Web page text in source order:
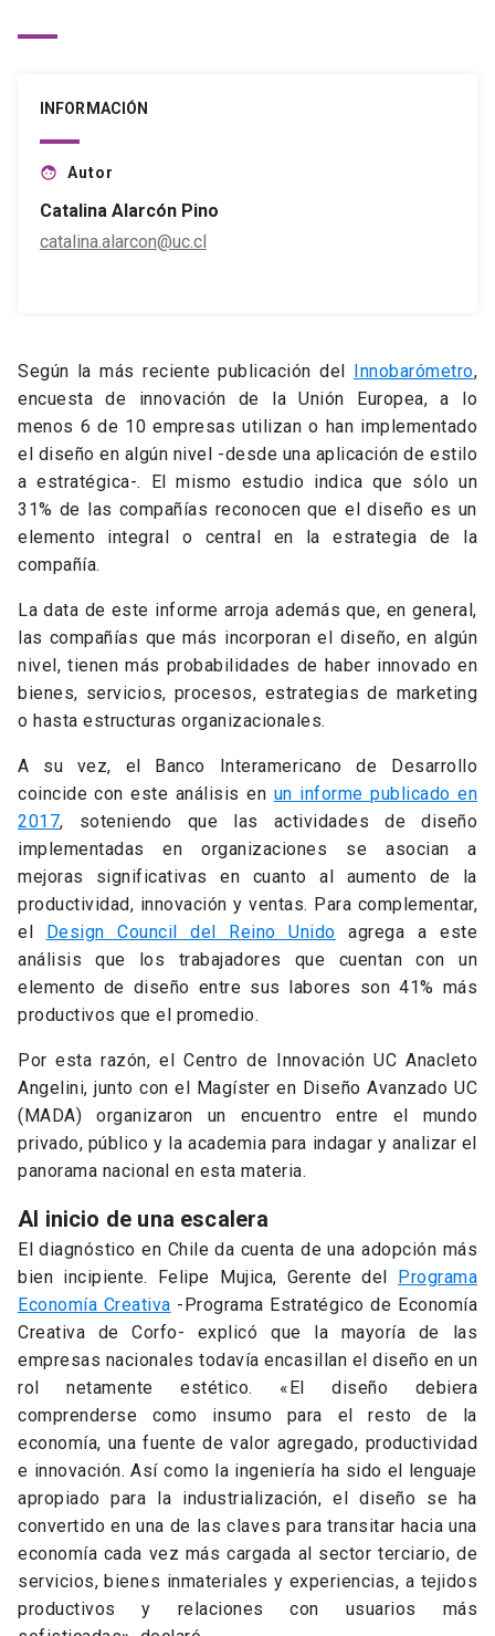
INFORMACIÓN
face Autor
Catalina Alarcón Pino
catalina.alarcon@uc.cl
Según la más reciente publicación del Innobarómetro,
encuesta de innovación de la Unión Europea, a lo
menos 6 de 10 empresas utilizan o han implementado
el diseño en algún nivel -desde una aplicación de estilo
a estratégica-. El mismo estudio indica que sólo un
31% de las compañías reconocen que el diseño es un
elemento integral o central en la estrategia de la
compañía.
La data de este informe arroja además que, en general,
las compañías que más incorporan el diseño, en algún
nivel, tienen más probabilidades de haber innovado en
bienes, servicios, procesos, estrategias de marketing
o hasta estructuras organizacionales.
A su vez, el Banco Interamericano de Desarrollo
coincide con este análisis en un informe publicado en
2017, soteniendo que las actividades de diseño
implementadas en organizaciones se asocian a
mejoras significativas en cuanto al aumento de la
productividad, innovación y ventas. Para complementar,
el Design Council del Reino Unido agrega a este
análisis que los trabajadores que cuentan con un
elemento de diseño entre sus labores son 41% más
productivos que el promedio.
Por esta razón, el Centro de Innovación UC Anacleto
Angelini, junto con el Magíster en Diseño Avanzado UC
(MADA) organizaron un encuentro entre el mundo
privado, público y la academia para indagar y analizar el
panorama nacional en esta materia.
Al inicio de una escalera
El diagnóstico en Chile da cuenta de una adopción más
bien incipiente. Felipe Mujica, Gerente del Programa
Economía Creativa -Programa Estratégico de Economía
Creativa de Corfo- explicó que la mayoría de las
empresas nacionales todavía encasillan el diseño en un
rol netamente estético. «El diseño debiera
comprenderse como insumo para el resto de la
economía, una fuente de valor agregado, productividad
e innovación. Así como la ingeniería ha sido el lenguaje
apropiado para la industrialización, el diseño se ha
convertido en una de las claves para transitar hacia una
economía cada vez más cargada al sector terciario, de
servicios, bienes inmateriales y experiencias, a tejidos
productivos y relaciones con usuarios más